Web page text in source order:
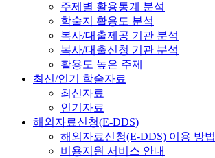
주제별 활용통계 분석
학술지 활용도 분석
복사/대출제공 기관 분석
복사/대출신청 기관 분석
활용도 높은 주제
최신/인기 학술자료
최신자료
인기자료
해외자료신청(E-DDS)
해외자료신청(E-DDS) 이용 방법
비용지원 서비스 안내